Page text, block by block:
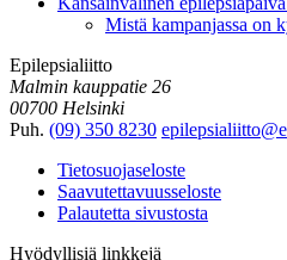
Mistä kampanjassa on
Epilepsialiitto
Malmin kauppatie 26
00700 Helsinki
Puh. (09) 350 8230
Tietosuojaseloste
Saavutettavuusseloste
Palautetta sivustosta
Hyödyllisiä linkkejä